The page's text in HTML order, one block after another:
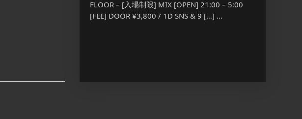
FLOOR – [入場制限] MIX [OPEN] 21:00 – 5:00
[FEE] DOOR ¥3,800 / 1D SNS & 9 […] ...